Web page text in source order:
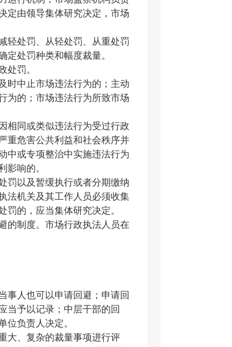
定由领导集体研究决定，市场
处罚、从轻处罚、从重处罚
定处罚种类和幅度裁量。
处罚。
中止市场违法行为的；主动
为的；市场违法行为所致市场
同或类似违法行为受过行政
重危害公共利益和社会秩序并
中或专项整治中实施违法行为
影响的。
以及暂缓执行或者分期缴纳
法机关及其工作人员必须收集
罚的，应当集体研究决定。
制度。市场行政执法人员在
人也可以申请回避；申请回
当予以记录；中层干部的回
位负责人决定。
、复杂的裁量事项进行评